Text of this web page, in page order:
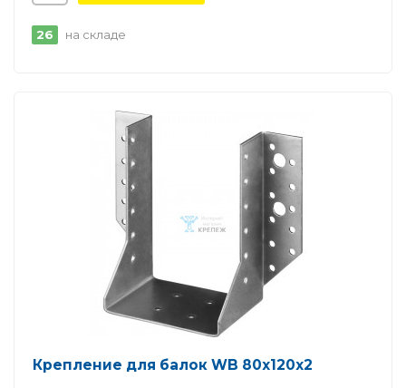
26 на складе
Крепление для балок WB 80х120х2